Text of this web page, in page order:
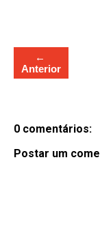
←
Anterior
0 comentários:
Postar um